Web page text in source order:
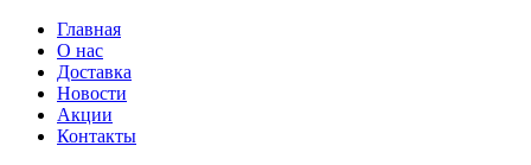
Главная
О нас
Доставка
Новости
Акции
Контакты